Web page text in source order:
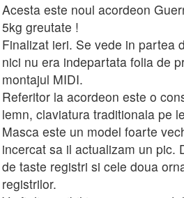
Acesta este noul acordeon
5kg greutate !
Finalizat ieri. Se vede in partea
nici nu era indepartata folia de
montajul MIDI.
Referitor la acordeon este o
lemn, claviatura traditionala pe
Masca este un model foarte
incercat sa il actualizam un pic.
de taste registri si cele doua
registrilor.